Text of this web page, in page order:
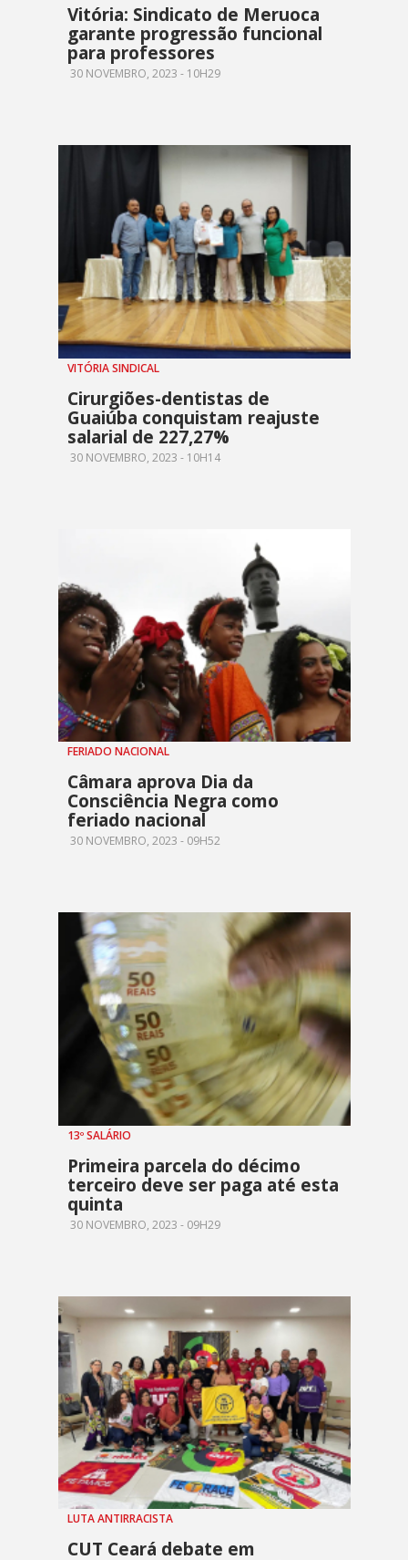
Vitória: Sindicato de Meruoca
garante progressão funcional
para professores
30 NOVEMBRO, 2023 - 10H29
VITÓRIA SINDICAL
Cirurgiões-dentistas de
Guaiúba conquistam reajuste
salarial de 227,27%
30 NOVEMBRO, 2023 - 10H14
FERIADO NACIONAL
Câmara aprova Dia da
Consciência Negra como
feriado nacional
30 NOVEMBRO, 2023 - 09H52
13º SALÁRIO
Primeira parcela do décimo
terceiro deve ser paga até esta
quinta
30 NOVEMBRO, 2023 - 09H29
LUTA ANTIRRACISTA
CUT Ceará debate em